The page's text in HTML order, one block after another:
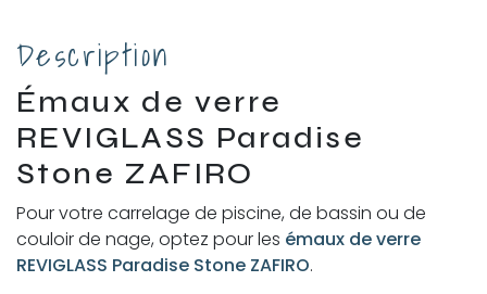
Description
Émaux de verre
REVIGLASS Paradise
Stone ZAFIRO
Pour votre carrelage de piscine, de bassin ou de
couloir de nage, optez pour les émaux de verre
REVIGLASS Paradise Stone ZAFIRO.